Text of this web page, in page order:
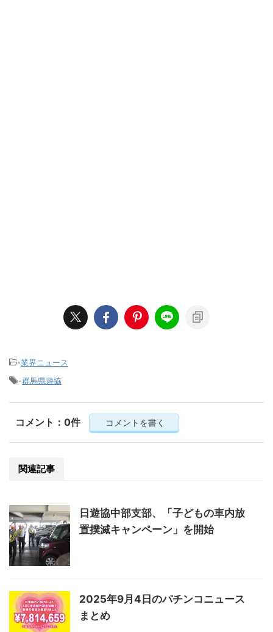
-業界ニュース
-群馬県遊協
コメント：0件 コメントを書く
関連記事
日遊協中部支部、「子どもの車内放
置撲滅キャンペーン」を開始
2025年9月4日のパチンコニュース
まとめ